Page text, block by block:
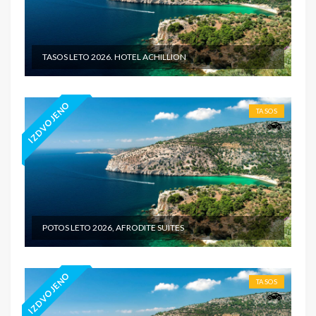
TASOS LETO 2026. HOTEL ACHILLION
IZDVOJENO TASOS
POTOS LETO 2026, AFRODITE SUITES
IZDVOJENO TASOS